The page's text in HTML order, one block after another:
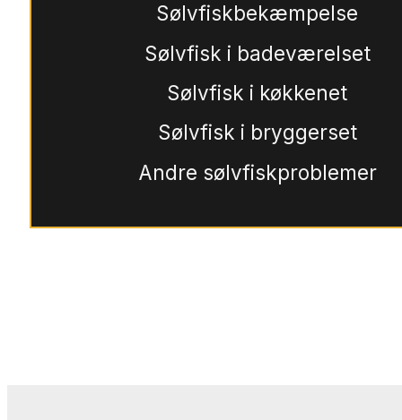
Sølvfiskbekæmpelse
Sølvfisk i badeværelset
Sølvfisk i køkkenet
Sølvfisk i bryggerset
Andre sølvfiskproblemer